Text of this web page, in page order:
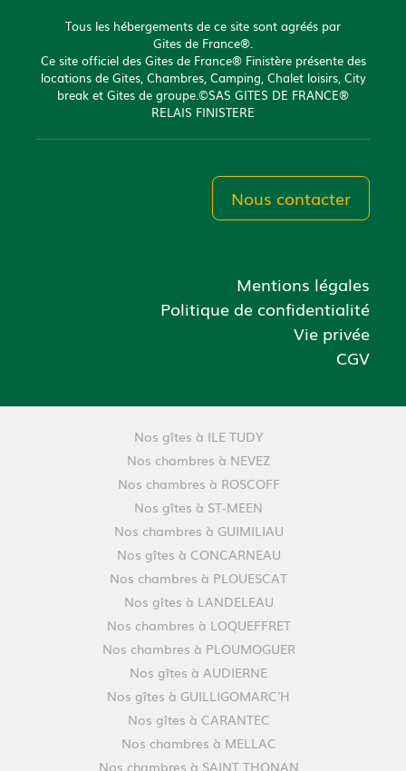
Tous les hébergements de ce site sont agréés par
Gites de France®.
Ce site officiel des Gites de France® Finistère présente des
locations de Gites, Chambres, Camping, Chalet loisirs, City
break et Gites de groupe.©SAS GITES DE FRANCE®
RELAIS FINISTERE
Nous contacter
Mentions légales
Politique de confidentialité
Vie privée
CGV
Nos gîtes à ILE TUDY
Nos chambres à NEVEZ
Nos chambres à ROSCOFF
Nos gîtes à ST-MEEN
Nos chambres à GUIMILIAU
Nos gîtes à CONCARNEAU
Nos chambres à PLOUESCAT
Nos gîtes à LANDELEAU
Nos chambres à LOQUEFFRET
Nos chambres à PLOUMOGUER
Nos gîtes à AUDIERNE
Nos gîtes à GUILLIGOMARC'H
Nos gîtes à CARANTEC
Nos chambres à MELLAC
Nos chambres à SAINT THONAN